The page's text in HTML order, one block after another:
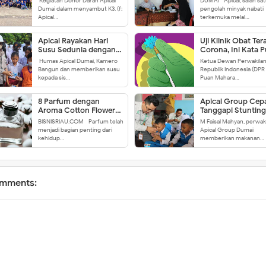
Bulan K3 Nasional 2024
Dumai dalam menyambut K3. (f:
Apical…
Stunting Melalui
Sosialisasi
Makanan
Kepada Ibu Hamil
pengolah minyak nabati
terkemuka melal…
Apical Rayakan Hari
Susu Sedunia dengan
Memberdayakan
Peternak dan
Komunitas Sekitar
Humas Apical Dumai, Kamero
Bangun dan memberikan susu
kepada sis…
Uji Klinik Obat
Corona, Ini Kata
Ketua Dewan
Republik Indonesia (DPR
Puan Mahara…
8 Parfum dengan
Aroma Cotton Flower
yang Patut Kamu Coba
BISNISRIAU.COM - Parfum telah
menjadi bagian penting dari
kehidup…
Apical Group
Tanggapi
Dumai dengan
Pemberian
Tambahan Berbasis
Pangan Lokal
M Faisal Mahyan,
Apical Group Dumai
memberikan makanan…